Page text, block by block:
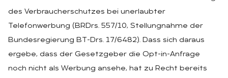
des Verbraucherschutzes bei unerlaubter
Telefonwerbung (BRDrs. 557/10, Stellungnahme der
Bundesregierung BT-Drs. 17/6482). Dass sich daraus
ergebe, dass der Gesetzgeber die Opt-in-Anfrage
noch nicht als Werbung ansehe, hat zu Recht bereits